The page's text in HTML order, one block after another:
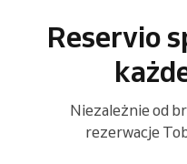
Reservio
Niezależnie od
rezerwacje